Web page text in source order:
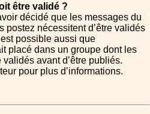
être validé ?
décidé que les messages du
postez nécessitent d’être validés
possible aussi que
placé dans un groupe dont les
avant d’être publiés.
pour plus d’informations.